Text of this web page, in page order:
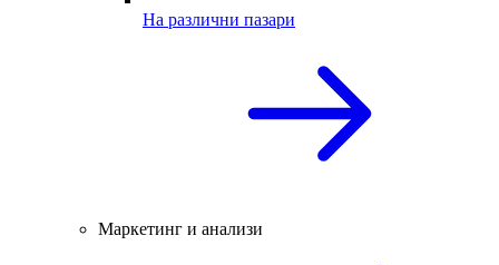
На различни пазари
Маркетинг и анализи